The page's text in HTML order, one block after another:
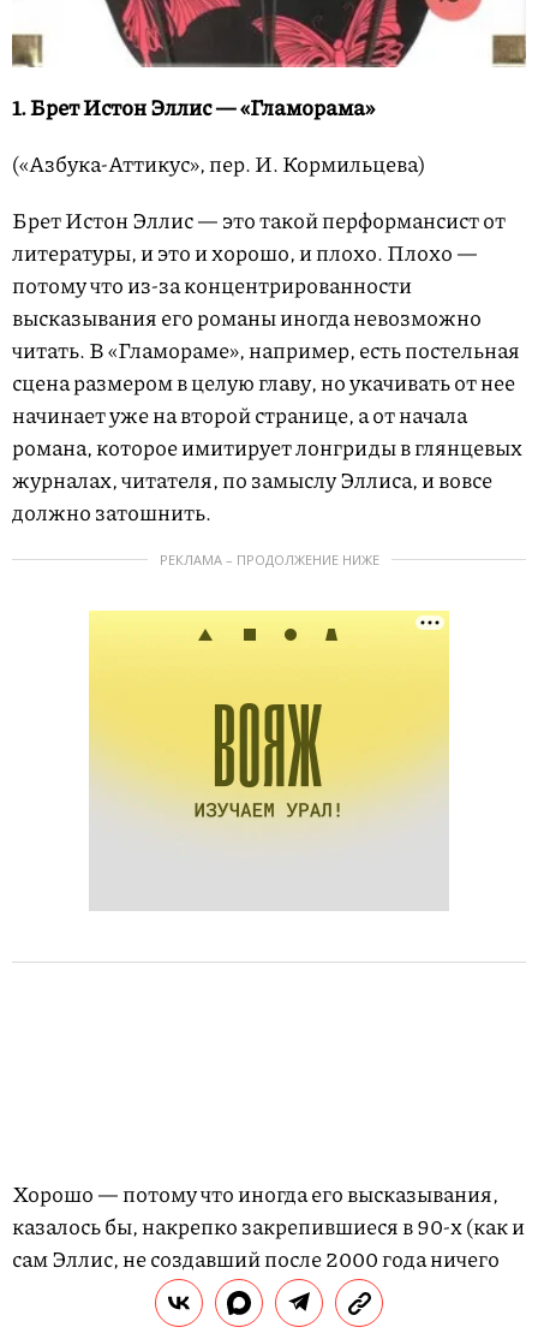
1. Брет Истон Эллис — «Гламорама»
(«Азбука-Аттикус», пер. И. Кормильцева)
Брет Истон Эллис — это такой перформансист от
литературы, и это и хорошо, и плохо. Плохо —
потому что из-за концентрированности
высказывания его романы иногда невозможно
читать. В «Гламораме», например, есть постельная
сцена размером в целую главу, но укачивать от нее
начинает уже на второй странице, а от начала
романа, которое имитирует лонгриды в глянцевых
журналах, читателя, по замыслу Эллиса, и вовсе
должно затошнить.
РЕКЛАМА – ПРОДОЛЖЕНИЕ НИЖЕ
Хорошо — потому что иногда его высказывания,
казалось бы, накрепко закрепившиеся в 90-х (как и
сам Эллис, не создавший после 2000 года ничего
хоть сколько-нибудь заметного), обретают второе
дыхание — как в случае с «Гламорамой». В